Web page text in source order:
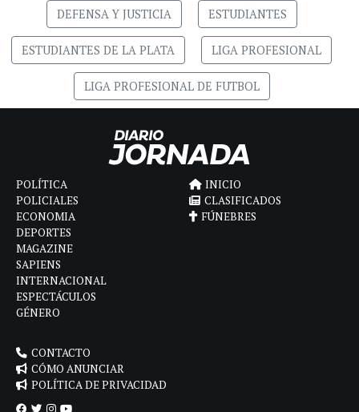
DEFENSA Y JUSTICIA ESTUDIANTES
ESTUDIANTES DE LA PLATA LIGA PROFESIONAL
LIGA PROFESIONAL DE FUTBOL
POLÍTICA
POLICIALES
ECONOMIA
DEPORTES
MAGAZINE
SAPIENS
INTERNACIONAL
ESPECTÁCULOS
GÉNERO
INICIO
CLASIFICADOS
FÚNEBRES
CONTACTO
CÓMO ANUNCIAR
POLÍTICA DE PRIVACIDAD